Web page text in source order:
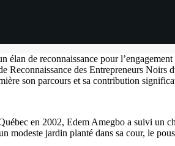
élan de reconnaissance pour
Reconnaissance des Entrepreneurs
son parcours et sa contribution
en 2002, Edem Amegbo a suivi un
modeste jardin planté dans sa cour, le